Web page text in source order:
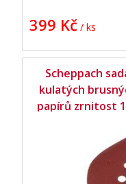
399 Kč / ks
Scheppach
kulatých
papírů zrnitost
DS 920 / DS 930
ks) -